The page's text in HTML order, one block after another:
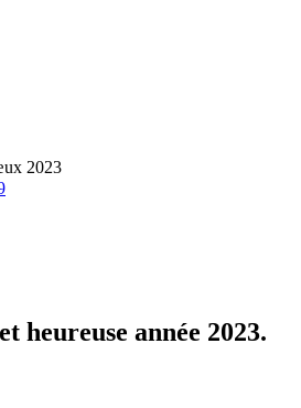
2023
heureuse année 2023.